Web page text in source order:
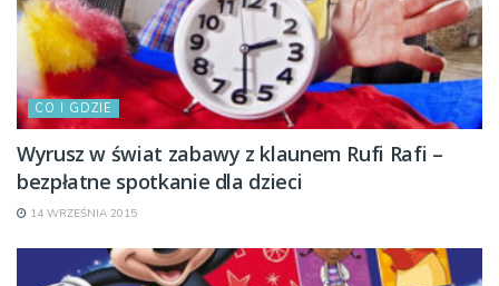
CO I GDZIE
Wyrusz w świat zabawy z klaunem Rufi Rafi –
bezpłatne spotkanie dla dzieci
14 WRZEŚNIA 2015